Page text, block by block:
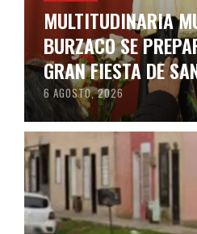
MULTITUDINARIA
BURZACO SE
GRAN FIESTA DE
6 AGOSTO, 2026